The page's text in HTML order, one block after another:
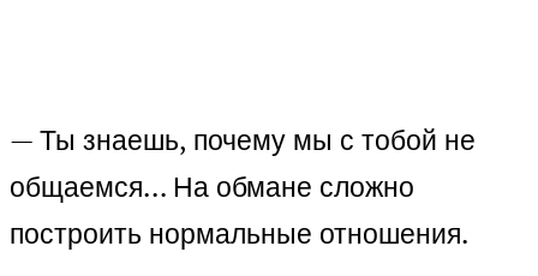
— Ты знаешь, почему мы с тобой не
общаемся… На обмане сложно
построить нормальные отношения.